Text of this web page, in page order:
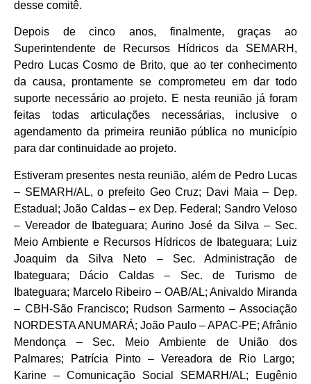
desse comitê.
Depois de cinco anos, finalmente, graças ao
Superintendente de Recursos Hídricos da SEMARH,
Pedro Lucas Cosmo de Brito, que ao ter conhecimento
da causa, prontamente se comprometeu em dar todo
suporte necessário ao projeto. E nesta reunião já foram
feitas todas articulações necessárias, inclusive o
agendamento da primeira reunião pública no município
para dar continuidade ao projeto.
Estiveram presentes nesta reunião, além de Pedro Lucas
– SEMARH/AL, o prefeito Geo Cruz; Davi Maia – Dep.
Estadual; João Caldas – ex Dep. Federal; Sandro Veloso
– Vereador de Ibateguara; Aurino José da Silva – Sec.
Meio Ambiente e Recursos Hídricos de Ibateguara; Luiz
Joaquim da Silva Neto – Sec. Administração de
Ibateguara; Dácio Caldas – Sec. de Turismo de
Ibateguara; Marcelo Ribeiro – OAB/AL; Anivaldo Miranda
– CBH-São Francisco; Rudson Sarmento – Associação
NORDESTA ANUMARÁ; João Paulo – APAC-PE; Afrânio
Mendonça – Sec. Meio Ambiente de União dos
Palmares; Patrícia Pinto – Vereadora de Rio Largo;
Karine – Comunicação Social SEMARH/AL; Eugênio